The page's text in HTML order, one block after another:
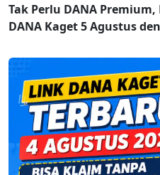
Tak Perlu DANA
DANA Kaget 5 Agustus